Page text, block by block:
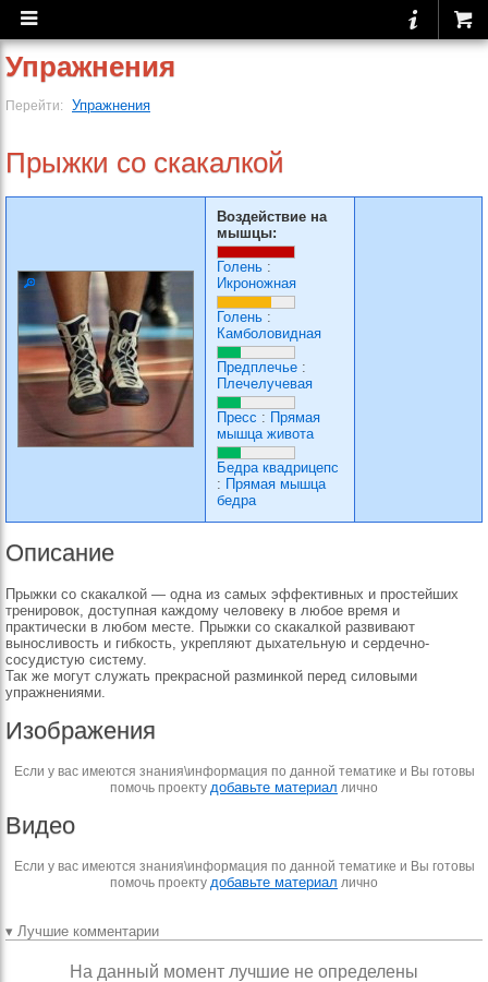
Упражнения
Перейти: Упражнения
Прыжки со скакалкой
Воздействие на
мышцы:
Голень :
Икроножная
Голень :
Камболовидная
Предплечье :
Плечелучевая
Пресс : Прямая
мышца живота
Бедра квадрицепс
: Прямая мышца
бедра
Описание
Прыжки со скакалкой — одна из самых эффективных и простейших
тренировок, доступная каждому человеку в любое время и
практически в любом месте. Прыжки со скакалкой развивают
выносливость и гибкость, укрепляют дыхательную и сердечно-
сосудистую систему.
Так же могут служать прекрасной разминкой перед силовыми
упражнениями.
Изображения
Если у вас имеются знания\информация по данной тематике и Вы готовы
помочь проекту добавьте материал лично
Видео
Если у вас имеются знания\информация по данной тематике и Вы готовы
помочь проекту добавьте материал лично
▾ Лучшие комментарии
На данный момент лучшие не определены